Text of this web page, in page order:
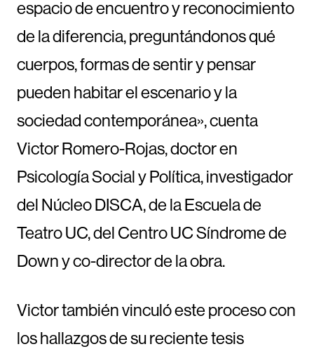
espacio de encuentro y reconocimiento
de la diferencia, preguntándonos qué
cuerpos, formas de sentir y pensar
pueden habitar el escenario y la
sociedad contemporánea», cuenta
Victor Romero-Rojas, doctor en
Psicología Social y Política, investigador
del Núcleo DISCA, de la Escuela de
Teatro UC, del Centro UC Síndrome de
Down y co-director de la obra.
Victor también vinculó este proceso con
los hallazgos de su reciente tesis